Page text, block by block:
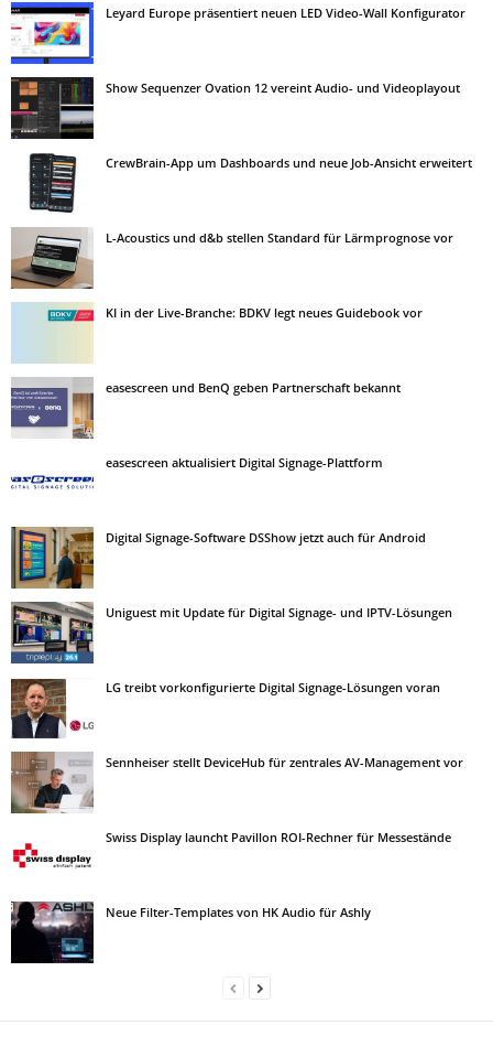
Leyard Europe präsentiert neuen LED Video-Wall Konfigurator
Show Sequenzer Ovation 12 vereint Audio- und Videoplayout
CrewBrain-App um Dashboards und neue Job-Ansicht erweitert
L-Acoustics und d&b stellen Standard für Lärmprognose vor
KI in der Live-Branche: BDKV legt neues Guidebook vor
easescreen und BenQ geben Partnerschaft bekannt
easescreen aktualisiert Digital Signage-Plattform
Digital Signage-Software DSShow jetzt auch für Android
Uniguest mit Update für Digital Signage- und IPTV-Lösungen
LG treibt vorkonfigurierte Digital Signage-Lösungen voran
Sennheiser stellt DeviceHub für zentrales AV-Management vor
Swiss Display launcht Pavillon ROI-Rechner für Messestände
Neue Filter-Templates von HK Audio für Ashly